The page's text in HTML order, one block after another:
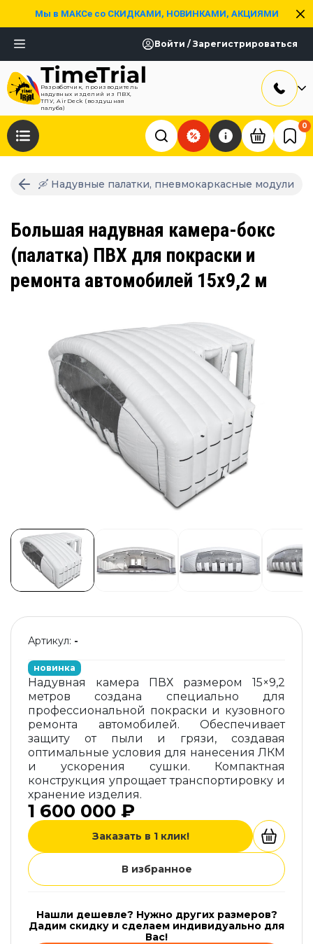
Мы в МАКСе со СКИДКАМИ, НОВИНКАМИ, АКЦИЯМИ
Войти / Зарегистрироваться
Разработчик, производитель
надувных изделий из ПВХ,
ТПУ, AirDeck (воздушная
палуба)
0
🛶 Надувные палатки, пневмокаркасные модули
Большая надувная камера-бокс
(палатка) ПВХ для покраски и
ремонта автомобилей 15х9,2 м
Артикул: -
новинка
Надувная камера ПВХ размером 15×9,2
метров создана специально для
профессиональной покраски и кузовного
ремонта автомобилей. Обеспечивает
защиту от пыли и грязи, создавая
оптимальные условия для нанесения ЛКМ
и ускорения сушки. Компактная
конструкция упрощает транспортировку и
хранение изделия.
1 600 000 ₽
Заказать в 1 клик!
В избранное
Нашли дешевле? Нужно других размеров?
Дадим скидку и сделаем индивидуально для
Вас!